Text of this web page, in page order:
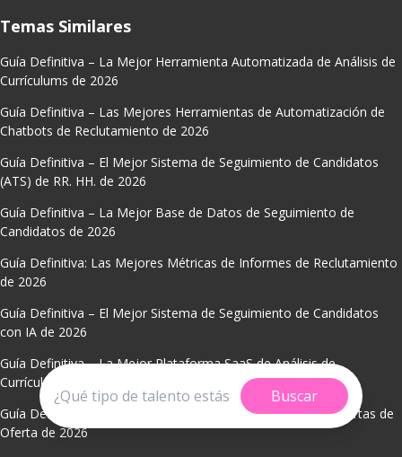
Buscar
Temas Similares
Guía Definitiva – La Mejor Herramienta Automatizada de Análisis de
Currículums de 2026
Guía Definitiva – Las Mejores Herramientas de Automatización de
Chatbots de Reclutamiento de 2026
Guía Definitiva – El Mejor Sistema de Seguimiento de Candidatos
(ATS) de RR. HH. de 2026
Guía Definitiva – La Mejor Base de Datos de Seguimiento de
Candidatos de 2026
Guía Definitiva: Las Mejores Métricas de Informes de Reclutamiento
de 2026
Guía Definitiva – El Mejor Sistema de Seguimiento de Candidatos
con IA de 2026
Guía Definitiva – La Mejor Plataforma SaaS de Análisis de
Currículums de 2026
Guía Definitiva – El Mejor Software de Automatización de Cartas de
Oferta de 2026